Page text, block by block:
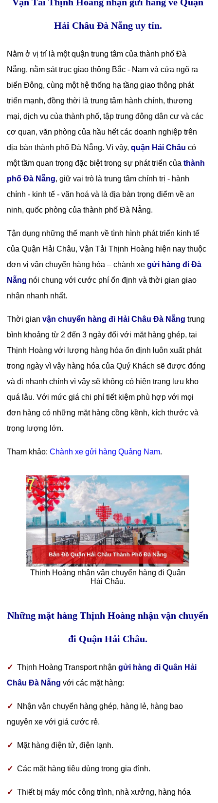
Vận Tải Thịnh Hoàng nhận gửi hàng về Quận
Hải Châu Đà Nẵng uy tín.
Nằm ở vị trí là một quận trung tâm của thành phố Đà
Nẵng, nằm sát trục giao thông Bắc - Nam và cửa ngõ ra
biển Đông, cùng một hệ thống hạ tầng giao thông phát
triển mạnh, đồng thời là trung tâm hành chính, thương
mại, dịch vụ của thành phố, tập trung đông dân cư và các
cơ quan, văn phòng của hầu hết các doanh nghiệp trên
địa bàn thành phố Đà Nẵng. Vì vậy,quận Hải Châu có
một tầm quan trọng đặc biệt trong sự phát triển củathành
phố Đà Nẵng, giữ vai trò là trung tâm chính trị - hành
chính - kinh tế - văn hoá và là địa bàn trọng điểm về an
ninh, quốc phòng của thành phố Đà Nẵng.
Tận dụng những thế mạnh về tình hình phát triển kinh tế
của Quận Hải Châu, Vận Tải Thịnh Hoàng hiện nay thuộc
đơn vị vận chuyển hàng hóa – chành xegửi hàng đi Đà
Nẵng nói chung với cước phí ổn định và thời gian giao
nhận nhanh nhất.
Thời gianvận chuyển hàng đi Hải Châu Đà Nẵng trung
bình khoảng từ 2 đến 3 ngày đối với mặt hàng ghép, tại
Thịnh Hoàng với lượng hàng hóa ổn định luôn xuất phát
trong ngày vì vậy hàng hóa của Quý Khách sẽ được đóng
và đi nhanh chính vì vậy sẽ không có hiện trạng lưu kho
quá lâu. Với mức giá chi phí tiết kiệm phù hợp với mọi
đơn hàng có những mặt hàng cồng kềnh, kích thước và
trọng lượng lớn.
Tham khảo:Chành xe gửi hàng Quảng Nam.
Thịnh Hoàng nhận vận chuyển hàng đi Quận
Hải Châu.
Những mặt hàng Thịnh Hoàng nhận vận chuyển
đi Quận Hải Châu.
✓Thịnh Hoàng Transport nhậngửi hàng đi Quân Hải
Châu Đà Nẵng với các mặt hàng:
✓
Nhận vận chuyển hàng ghép, hàng lẻ, hàng bao
nguyên xe với giá cước rẻ.
✓ Mặt hàng điện tử, điện lạnh.
✓Các mặt hàng tiêu dùng trong gia đình.
✓Thiết bị máy móc công trình, nhà xưởng, hàng hóa